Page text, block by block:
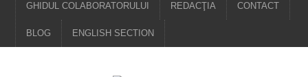
GHIDUL COLABORATORULUI REDACŢIA CONTACT
BLOG ENGLISH SECTION